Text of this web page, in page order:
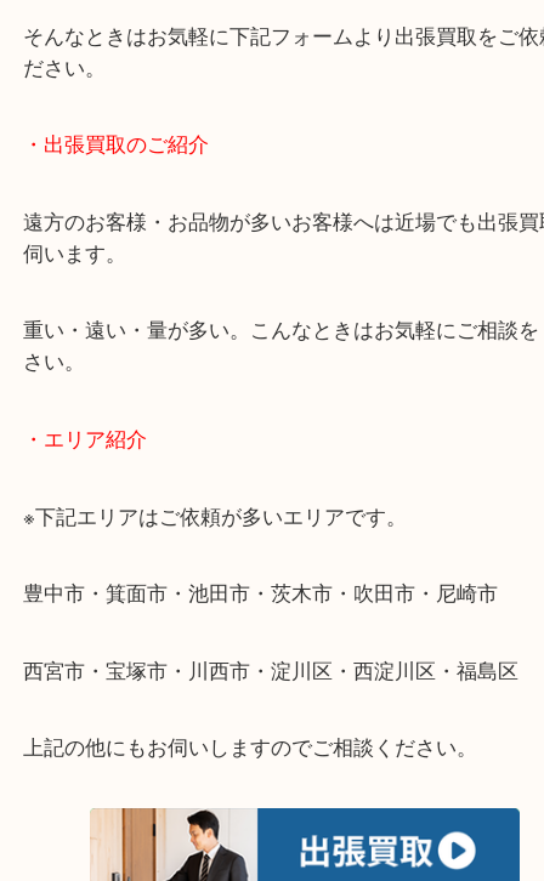
物を整理するケースは年々増加しています。
当店ではそういったお困りの方からのご依頼も大
使わないものを売りたいけど値段がつくかわから
そんなときはお気軽に下記フォームより出張買取を
ださい。
・出張買取のご紹介
遠方のお客様・お品物が多いお客様へは近場でも出
さい。
・エリア紹介
※下記エリアはご依頼が多いエリアです。